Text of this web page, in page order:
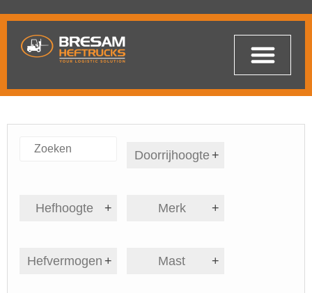
Doorrijhoogte +
Hefhoogte + Merk +
Hefvermogen + Mast +